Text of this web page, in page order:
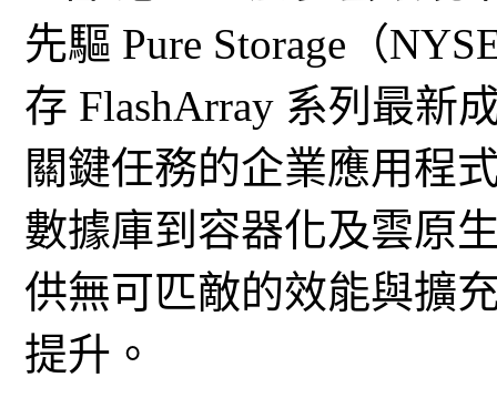
先驅 Pure Storage（
存 FlashArray 系列最新
關鍵任務的企業應用程
數據庫到容器化及雲原
供無可匹敵的效能與擴
提升。